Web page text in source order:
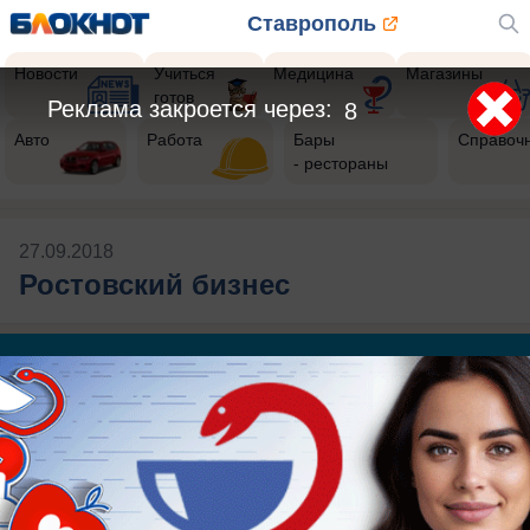
Ставрополь
Новости
Учиться
готов
Медицина Магазины
Авто Работа
Бары
- рестораны
27.09.2018
Ростовский бизнес
8
Реклама закроется через: